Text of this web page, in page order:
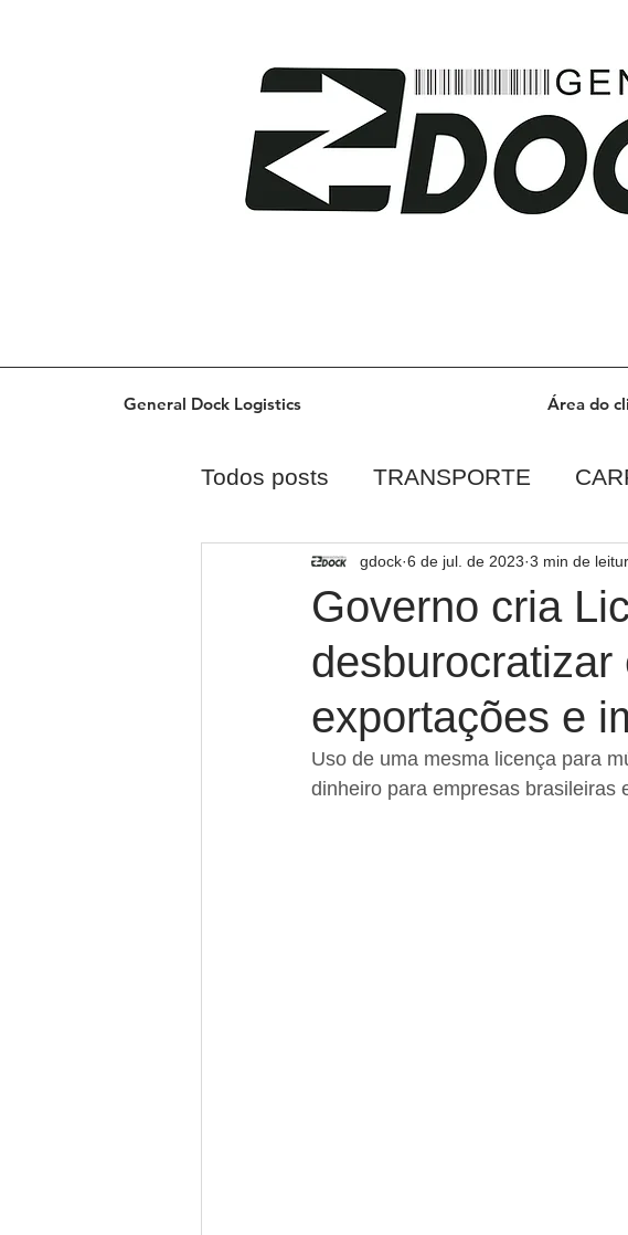
General Dock Logistics Área do
Todos posts TRANSPORTE
TECNOLOGIA
Governo cria
exportações e
gdock 6 de jul. de 2023 3 min de
Uso de uma mesma licença para
dinheiro para empresas brasileiras